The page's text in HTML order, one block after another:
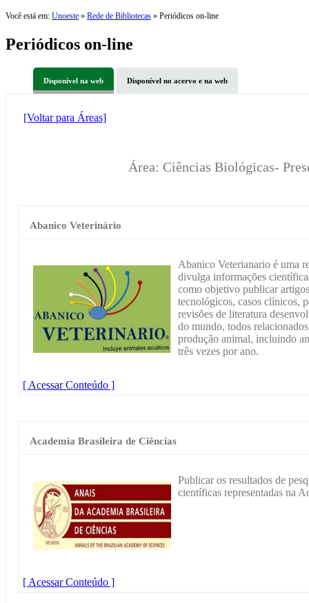
Você está em: Unoeste » Rede de Bibliotecas » Periódicos on-line
Periódicos on-line
Disponível na web Disponível no acervo e na web
[Voltar para Áreas]
Área: Ciências Biológicas-
Abanico Veterinário
Abanico Veterianario é uma
divulga informações
como objetivo publicar
tecnológicos, casos clínicos,
revisões de literatura
do mundo, todos
produção animal, incluindo
três vezes por ano.
[ Acessar Conteúdo ]
Academia Brasileira de Ciências
Publicar os resultados de
científicas representadas na
[ Acessar Conteúdo ]